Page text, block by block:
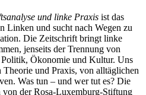
und linke Praxis ist das
Linken und sucht nach Wegen zu
Die Zeitschrift bringt linke
jenseits der Trennung von
Ökonomie und Kultur. Uns
und Praxis, von alltäglichen
Was tun – und wer tut es? Die
von der Rosa-Luxemburg-Stiftung